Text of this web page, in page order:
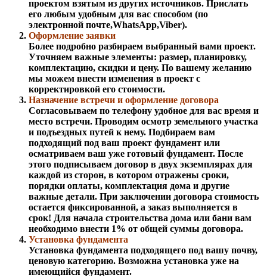
проектом взятым из других источников. Прислать
его любым удобным для вас способом (по
электронной почте,WhatsApp,Viber).
Оформление заявки
Более подробно разбираем выбранный вами проект.
Уточняем важные элементы: размер, планировку,
комплектацию, скидки и цену. По вашему желанию
мы можем внести изменения в проект с
корректировкой его стоимости.
Назначение встречи и оформление договора
Согласовываем по телефону удобное для вас время и
место встречи. Проводим осмотр земельного участка
и подъездных путей к нему. Подбираем вам
подходящий под ваш проект фундамент или
осматриваем ваш уже готовый фундамент. После
этого подписываем договор в двух экземплярах для
каждой из сторон, в котором отражены сроки,
порядки оплаты, комплектация дома и другие
важные детали. При заключении договора стоимость
остается фиксированной, а заказ выполняется в
срок! Для начала строительства дома или бани вам
необходимо внести 1% от общей суммы договора.
Установка фундамента
Установка фундамента подходящего под вашу почву,
ценовую категорию. Возможна установка уже на
имеющийся фундамент.